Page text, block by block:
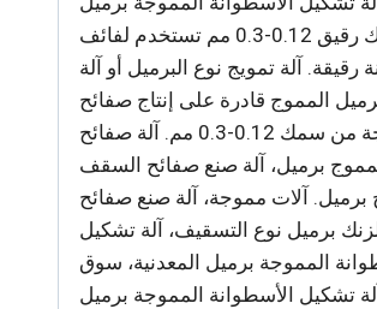
سمك رقيق 0.12-0.3 مم تستخدم لفائف
رقيقة. آلة تمويج نوع البرميل أو آلة
المموج قادرة على إنتاج صفائح
مموجة من سمك 0.12-0.3 مم. آلة صفائح
برميل، آلة صنع صفائح السقف
برميل. آلات مموجة، آلة صنع صفائح
برميل نوع التسقيف، آلة تشكيل
المموجة برميل المعدنية، سوق
آلة تشكيل الأسطوانة المموجة برميل